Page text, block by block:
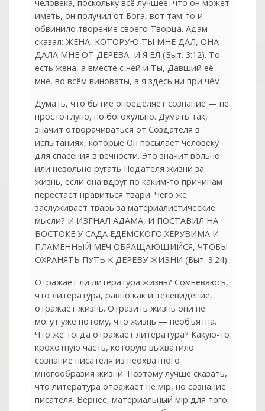
человека, поскольку всё лучшее, что он может
иметь, он получил от Бога, вот там-то и
обвинило творение своего Творца. Адам
сказал: ЖЕНА, КОТОРУЮ ТЫ МНЕ ДАЛ, ОНА
ДАЛА МНЕ ОТ ДЕРЕВА, И Я ЕЛ (Быт. 3:12). То
есть жена, а вместе с ней и Ты, Давший её
мне, во всём виноваты, а я здесь ни при чём.
Думать, что бытие определяет сознание — не
просто глупо, но богохульно. Думать так,
значит отворачиваться от Создателя в
испытаниях, которые Он посылает человеку
для спасения в вечности. Это значит вольно
или невольно ругать Подателя жизни за
жизнь, если она вдруг по каким-то причинам
перестаёт нравиться твари. Чего же
заслуживает тварь за материалистические
мысли? И ИЗГНАЛ АДАМА, И ПОСТАВИЛ НА
ВОСТОКЕ У САДА ЕДЕМСКОГО ХЕРУВИМА И
ПЛАМЕННЫЙ МЕЧ ОБРАЩАЮЩИЙСЯ, ЧТОБЫ
ОХРАНЯТЬ ПУТЬ К ДЕРЕВУ ЖИЗНИ (Быт. 3:24).
Отражает ли литература жизнь? Сомневаюсь,
что литература, равно как и телевидение,
отражает жизнь. Отразить жизнь они не
могут уже потому, что жизнь — необъятна.
Что же тогда отражает литература? Какую-то
крохотную часть, которую выхватило
сознание писателя из неохватного
многообразия жизни. Поэтому лучше сказать,
что литература отражает не мiр, но сознание
писателя. Вернее, материальный мiр для того